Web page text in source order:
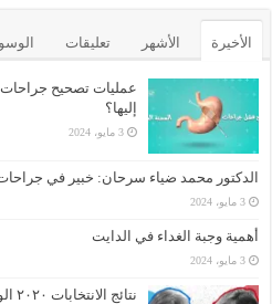
الأخيرة الأشهر تعليقات
عمليات تصحيح
إليها؟
3 مايو، 2024
الدكتور محمد ضياء سرحان: خبير في
3 مايو، 2024
أهمية وجبة الغداء في الدايت
3 مايو، 2024